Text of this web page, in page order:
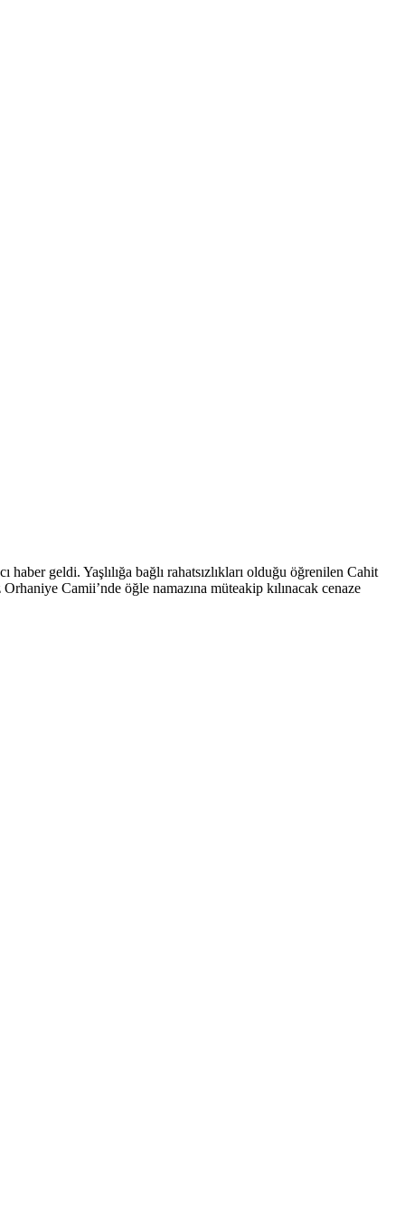
geldi. Yaşlılığa bağlı rahatsızlıkları olduğu öğrenilen Cahit
Camii’nde öğle namazına müteakip kılınacak cenaze